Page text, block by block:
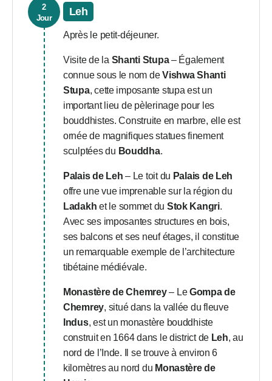
2
Jour
Leh
Après le petit-déjeuner.
Visite de la Shanti Stupa– Également
connue sous le nom deVishwa Shanti
Stupa, cette imposante stupa est un
important lieu de pèlerinage pour les
bouddhistes. Construite en marbre, elle est
ornée de magnifiques statues finement
sculptées du Bouddha.
Palais de Leh – Le toit du Palais de Leh
offre une vue imprenable sur la région du
Ladakh et le sommet du Stok Kangri.
Avec ses imposantes structures en bois,
ses balcons et ses neuf étages, il constitue
un remarquable exemple de l’architecture
tibétaine médiévale.
Monastère de Chemrey– LeGompa de
Chemrey, situé dans la vallée du fleuve
Indus, est un monastère bouddhiste
construit en 1664 dans le district de Leh, au
nord de l’Inde. Il se trouve à environ 6
kilomètres au nord du Monastère de